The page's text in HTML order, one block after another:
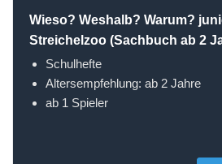
Wieso? Weshalb? Warum?
Streichelzoo (Sachbuch ab 2
Schulhefte
Altersempfehlung: ab 2 Jahre
ab 1 Spieler